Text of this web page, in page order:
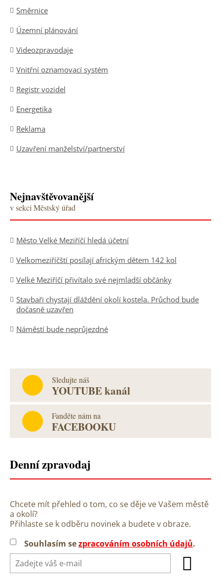
Směrnice
Územní plánování
Videozpravodaje
Vnitřní oznamovací systém
Registr vozidel
Energetika
Reklama
Uzavření manželství/partnerství
Nejnavštěvovanější
v sekci Městský úřad
Město Velké Meziříčí hledá účetní
Velkomeziříčští posílají africkým dětem 142 kol
Velké Meziříčí přivítalo své nejmladší občánky
Stavbaři chystají dláždění okolí kostela. Průchod bude
dočasně uzavřen
Náměstí bude neprůjezdné
Sledujte náš
YOUTUBE kanál
Fanděte nám na
FACEBOOKU
Denní zpravodaj
Chcete mít přehled o tom, co se děje ve Vašem městě
a okolí?
Přihlaste se k odběru novinek a budete v obraze.
Souhlasím sezpracováním osobních údajů.